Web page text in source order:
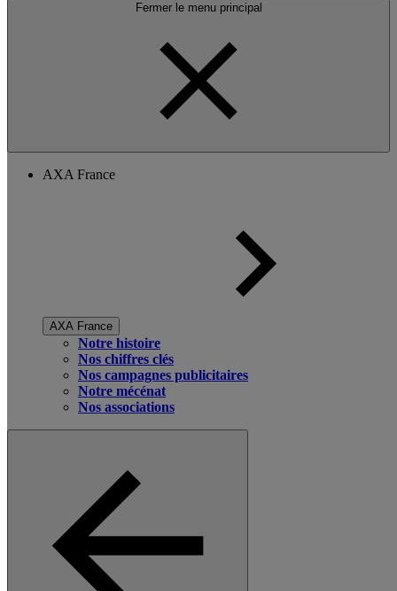
Fermer le menu principal
AXA France
AXA France
Notre histoire
Nos chiffres clés
Nos campagnes publicitaires
Notre mécénat
Nos associations